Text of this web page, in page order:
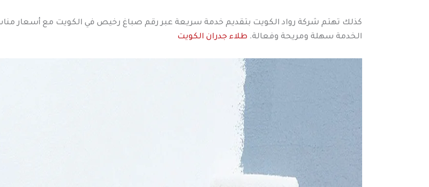
كذلك تهتم شركة رواد الكويت بتقديم خدمة سريعة عبر رقم صباغ رخيص في الكويت مع أسعار
الخدمة سهلة ومريحة وفعالة. طلاء جدران الكويت